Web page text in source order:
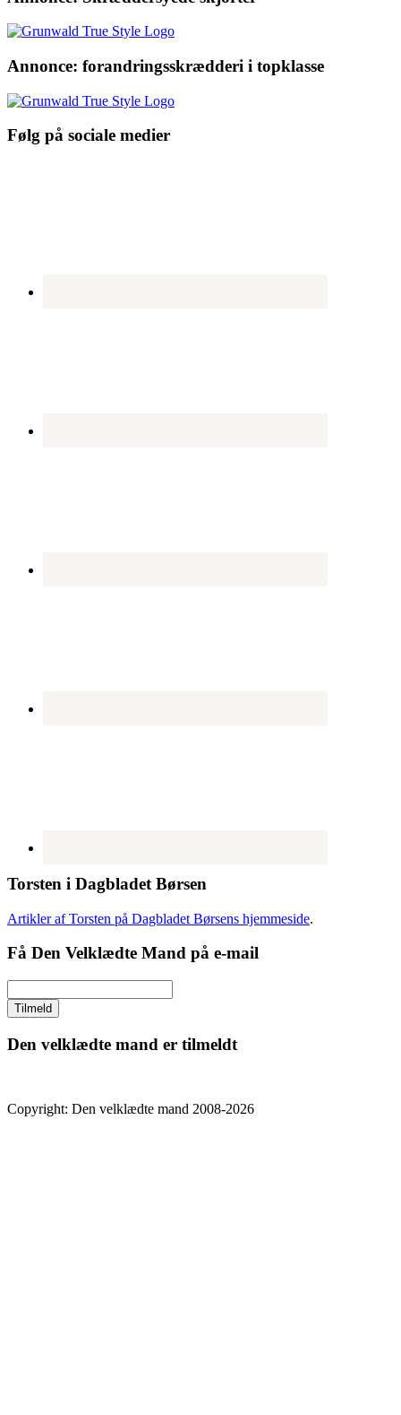
Annonce: forandringsskrædderi i topklasse
Følg på sociale medier
Torsten i Dagbladet Børsen
Artikler af Torsten på Dagbladet Børsens hjemmeside.
Få Den Velklædte Mand på e-mail
Den velklædte mand er tilmeldt
Copyright: Den velklædte mand 2008-2026